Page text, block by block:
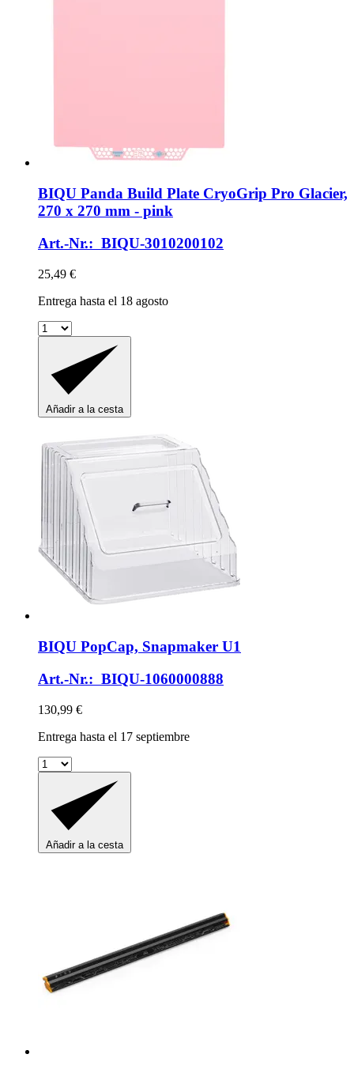
BIQU Panda Build Plate CryoGrip Pro Glacier,
270 x 270 mm -​ pink
Art.-Nr.: BIQU-3010200102
25,49 €
Entrega hasta el 18 agosto
Añadir a la cesta
BIQU PopCap, Snapmaker U1
Art.-Nr.: BIQU-1060000888
130,99 €
Entrega hasta el 17 septiembre
Añadir a la cesta